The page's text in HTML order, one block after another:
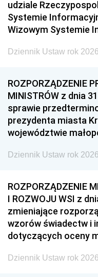
udziale
Systemie
Wizowym Systemie
Dziennik Ustaw rok
ROZPORZĄDZENIE
MINISTRÓW z dnia
sprawie
prezydenta miasta
województwie
Dziennik Ustaw rok
ROZPORZĄDZENIE
I ROZWOJU WSI z
zmieniające
wzorów świadectw i
dotyczących oceny
Dziennik Ustaw rok